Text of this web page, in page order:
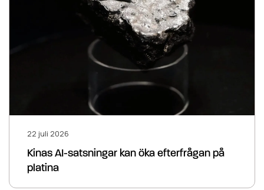
22 juli 2026
Kinas AI-satsningar kan öka efterfrågan på
platina